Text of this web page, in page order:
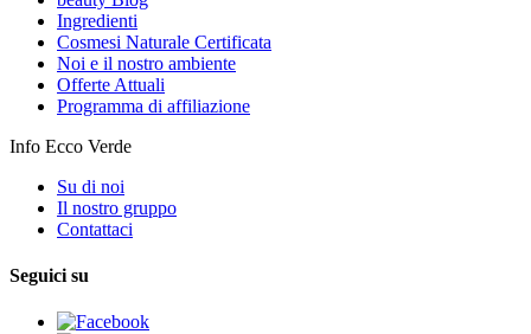
Ingredienti
Cosmesi Naturale Certificata
Noi e il nostro ambiente
Offerte Attuali
Programma di affiliazione
Info Ecco Verde
Su di noi
Il nostro gruppo
Contattaci
Seguici su